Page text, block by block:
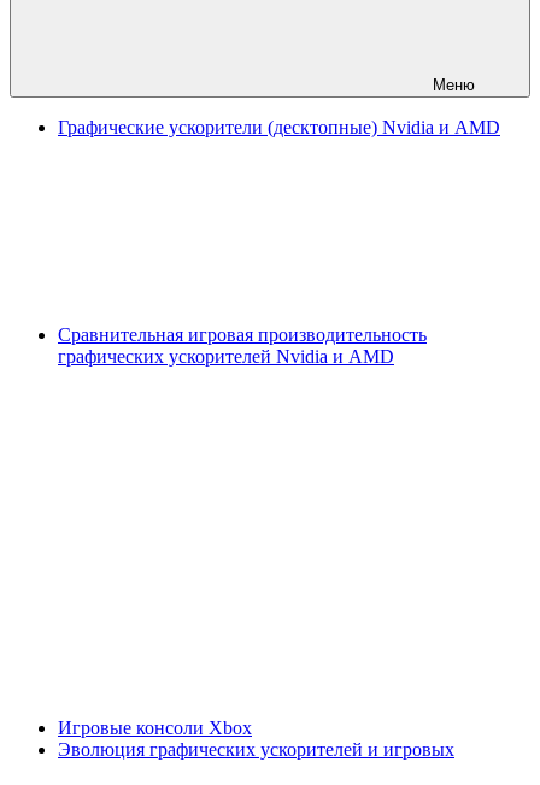
Меню
Графические ускорители (десктопные) Nvidia и AMD
Сравнительная игровая производительность
графических ускорителей Nvidia и AMD
Игровые консоли Xbox
Эволюция графических ускорителей и игровых